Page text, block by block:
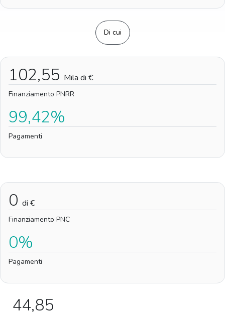
Di cui
102,55 Mila di €
Finanziamento PNRR
99,42%
Pagamenti
0 di €
Finanziamento PNC
0%
Pagamenti
44,85